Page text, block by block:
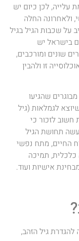
לכן כיום יש
ולאחרונה החלה
על שכבות הגיל בגיל
בישראל יש
שונים ומורכבים,
זו ולהבין
שהגיעו
לגמלאות (גיל
עם זאת חשוב לזכור כי
תחושת הגיל
החיים, מתח נפשי
כלכלית, תמיכה
אישיות ועוד.
להגדרת גיל הזהב,